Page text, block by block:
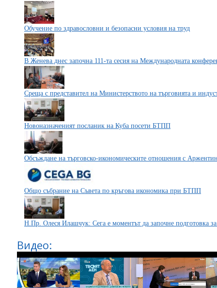
Обучение по здравословни и безопасни условия на труд
В Женева днес започна 111-та сесия на Международната
Среща с представител на Министерството на търговията и
Новоназначеният посланик на Куба посети БТПП
Обсъждане на търговско-икономическите отношения с
Общо събрание на Съвета по кръгова икономика при БТПП
Н.Пр. Олеся Илашчук: Сега е моментът да започне подготовка
Видео: